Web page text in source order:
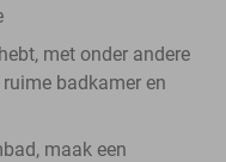
met onder andere
badkamer en
maak een